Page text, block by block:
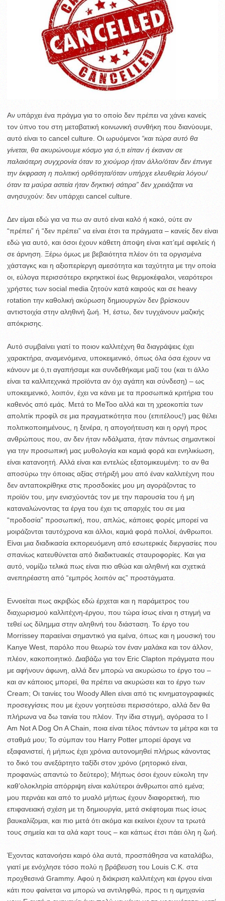
Αν υπάρχει ένα πράγμα για το οποίο δεν πρέπει να χάνει κανείς
τον ύπνο του στη μεταβατική κοινωνική συνθήκη που διανύουμε,
αυτό είναι το cancel culture. Οι ωρυόμενοι “και τώρα αυτό θα
γίνεται, θα ακυρώνουμε κόσμο για ό,τι είπαν ή έκαναν σε
παλαιότερη συγχρονία όταν το χιούμορ ήταν άλλο/όταν δεν έπνιγε
την έκφραση η πολιτική ορθότητα/όταν υπήρχε ελευθερία λόγου/
όταν τα μαύρα αστεία ήταν δηκτική σάτιρα” δεν χρειάζεται να
ανησυχούν: δεν υπάρχει cancel culture.
Δεν είμαι εδώ για να πω αν αυτό είναι καλό ή κακό, ούτε αν
“πρέπει” ή “δεν πρέπει” να είναι έτσι τα πράγματα – κανείς δεν είναι
εδώ για αυτό, και όσοι έχουν κάθετη άποψη είναι κατ’εμέ αφελείς ή
σε άρνηση. Ξέρω όμως με βεβαιότητα πλέον ότι τα οργισμένα
χάσταγκς και η αξιοπερίεργη αμεσότητα και ταχύτητα με την οποία
οι, εύλογα περισσότερο εκρηκτικοί έως θερμοκέφαλοι, νεαρότεροι
χρήστες των social media ζητούν κατά καιρούς και σε heavy
rotation την καθολική ακύρωση δημιουργών δεν βρίσκουν
αντιστοιχία στην αληθινή ζωή. Ή, έστω, δεν τυγχάνουν μαζικής
απόκρισης.
Αυτό συμβαίνει γιατί το ποιον καλλιτέχνη θα διαγράψεις έχει
χαρακτήρα, αναμενόμενα, υποκειμενικό, όπως όλα όσα έχουν να
κάνουν με ό,τι αγαπήσαμε και συνδεθήκαμε μαζί του (και τι άλλο
είναι τα καλλιτεχνικά προϊόντα αν όχι αγάπη και σύνδεση) – ως
υποκειμενικό, λοιπόν, έχει να κάνει με τα προσωπικά κριτήρια του
καθενός από εμάς. Μετά το MeToo αλλά και τη χρεοκοπία των
απολιτίκ προφίλ σε μια πραγματικότητα που (επιτέλους!) μας θέλει
πολιτικοποιημένους, η ξενέρα, η απογοήτευση και η οργή προς
ανθρώπους που, αν δεν ήταν ινδάλματα, ήταν πάντως σημαντικοί
για την προσωπική μας μυθολογία και καμιά φορά και ενηλικίωση,
είναι κατανοητή. Αλλά είναι και εντελώς εξατομικευμένη: το αν θα
αποσύρω την όποιας αξίας στήριξή μου από έναν καλλιτέχνη που
δεν ανταποκρίθηκε στις προσδοκίες μου μη αγοράζοντας το
προϊόν του, μην ενισχύοντάς τον με την παρουσία του ή μη
καταναλώνοντας τα έργα του έχει τις απαρχές του σε μια
“προδοσία” προσωπική, που, απλώς, κάποιες φορές μπορεί να
μοιράζονται ταυτόχρονα και άλλοι, καμιά φορά πολλοί, άνθρωποι.
Είναι μια διαδικασία εκπορευόμενη από εσωτερικές διεργασίες που
σπανίως κατευθύνεται από διαδικτυακές σταυροφορίες. Και για
αυτό, νομίζω τελικά πως είναι πιο αθώα και αληθινή και σχετικά
ανεπηρέαστη από “εμπρός λοιπόν ας” προστάγματα.
Εννοείται πως ακριβώς εδώ έρχεται και η παράμετρος του
διαχωρισμού καλλιτέχνη-έργου, που τώρα ίσως είναι η στιγμή να
τεθεί ως δίλημμα στην αληθινή του διάσταση. Το έργο του
Morrissey παραείναι σημαντικό για εμένα, όπως και η μουσική του
Kanye West, παρόλο που θεωρώ τον έναν μαλάκα και τον άλλον,
πλέον, κακοποιητικό. Διαβάζω για τον Eric Clapton πράγματα που
με αφήνουν άφωνη, αλλά δεν μπορώ να ακυρώσω το έργο του –
και αν κάποιος μπορεί, θα πρέπει να ακυρώσει και το έργο των
Cream; Οι ταινίες του Woody Allen είναι από τις κινηματογραφικές
προσεγγίσεις που με έχουν γοητεύσει περισσότερο, αλλά δεν θα
πλήρωνα να δω ταινία του πλέον. Την ίδια στιγμή, αγόρασα το I
Am Not A Dog On A Chain, ποια είναι τέλος πάντων τα μέτρα και τα
σταθμά μου; Το σύμπαν του Harry Potter μπορεί άραγε να
εξαφανιστεί, ή μήπως έχει χρόνια αυτονομηθεί πλήρως κάνοντας
το δικό του ανεξάρτητο ταξίδι στον χρόνο (ρητορικό είναι,
προφανώς απαντώ το δεύτερο); Μήπως όσοι έχουν εύκολη την
καθ’ολοκληρία απόρριψη είναι καλύτεροι άνθρωποι από εμένα;
μου περνάει και από το μυαλό μήπως έχουν διαφορετική, πιο
επιφανειακή σχέση με τη δημιουργία, μετά σκέφτομαι πως ίσως
βαυκαλίζομαι, και πιο μετά ότι ακόμα και εκείνοι έχουν τα τρωτά
τους σημεία και τα αλά καρτ τους – και κάπως έτσι πάει όλη η ζωή.
Έχοντας κατανοήσει καιρό όλα αυτά, προσπάθησα να καταλάβω,
γιατί με ενόχλησε τόσο πολύ η βράβευση του Louis C.K. στα
προχθεσινά Grammy. Αφού η διάκριση καλλιτέχνη και έργου είναι
κάτι που φαίνεται να μπορώ να αντιληφθώ, προς τι η αμηχανία